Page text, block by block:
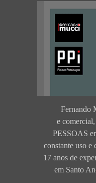
Fernando
e
PESSOAS
constante uso e
17 anos de
em Santo